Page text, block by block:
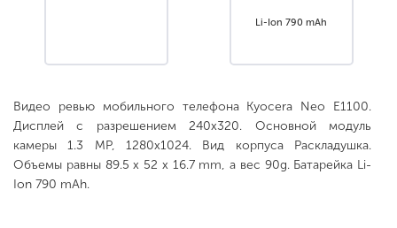
Li-Ion 790 mAh
Видео ревью мобильного телефона Kyocera Neo E1100.
Дисплей с разрешением 240x320. Основной модуль
камеры 1.3 MP, 1280x1024. Вид корпуса Раскладушка.
Объемы равны 89.5 x 52 x 16.7 mm, а вес 90g. Батарейка Li-
Ion 790 mAh.